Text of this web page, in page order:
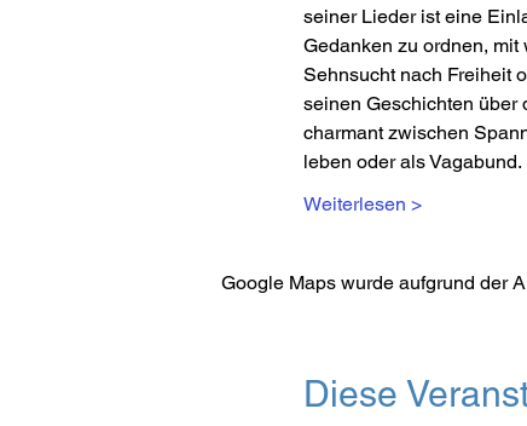
seiner Lieder ist eine
Gedanken zu ordnen,
Sehnsucht nach Freiheit
seinen Geschichten über
charmant zwischen
leben oder als
Weiterlesen >
Google Maps wurde aufgrund der
Diese